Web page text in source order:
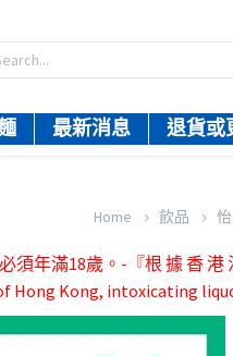
最新消息 退貨或
Home 飲品
年滿18歲。-『根 據 香 港
Hong Kong, intoxicating